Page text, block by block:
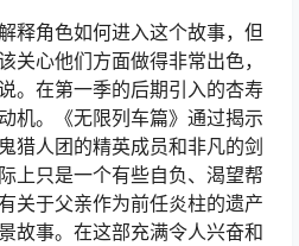
释角色如何进入这个故事，但
关心他们方面做得非常出色，
。在第一季的后期引入的杏寿
机。《无限列车篇》通过揭示
猎人团的精英成员和非凡的剑
上只是一个有些自负、渴望帮
关于父亲作为前任炎柱的遗产
故事。在这部充满令人兴奋和